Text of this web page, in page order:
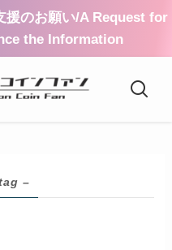
援のお願い/A Request for
the Information
–